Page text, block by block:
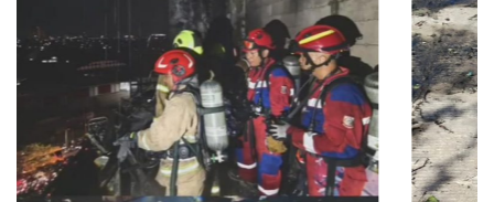
PEMKOT MAKASSAR